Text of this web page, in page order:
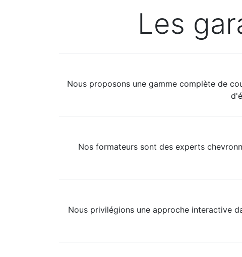
Les
Nous proposons une gamme complète de
Nos formateurs sont des experts
Nous privilégions une approche interactive